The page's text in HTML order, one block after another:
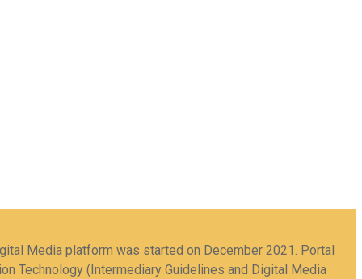
Media platform was started on December 2021. Portal
Technology (Intermediary Guidelines and Digital Media